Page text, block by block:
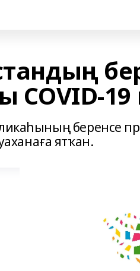
COVID-
беренсе
ятҡан.